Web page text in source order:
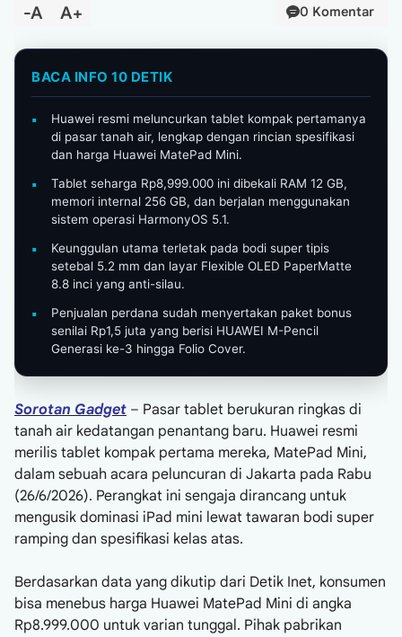
-A A+ 0 Komentar
Huawei resmi meluncurkan tablet kompak pertamanya
di pasar tanah air, lengkap dengan rincian spesifikasi
dan harga Huawei MatePad Mini.
Tablet seharga Rp8,999.000 ini dibekali RAM 12 GB,
memori internal 256 GB, dan berjalan menggunakan
sistem operasi HarmonyOS 5.1.
Keunggulan utama terletak pada bodi super tipis
setebal 5.2 mm dan layar Flexible OLED PaperMatte
8.8 inci yang anti-silau.
Penjualan perdana sudah menyertakan paket bonus
senilai Rp1,5 juta yang berisi HUAWEI M-Pencil
Generasi ke-3 hingga Folio Cover.
Sorotan Gadget – Pasar tablet berukuran ringkas di
tanah air kedatangan penantang baru. Huawei resmi
merilis tablet kompak pertama mereka, MatePad Mini,
dalam sebuah acara peluncuran di Jakarta pada Rabu
(26/6/2026). Perangkat ini sengaja dirancang untuk
mengusik dominasi iPad mini lewat tawaran bodi super
ramping dan spesifikasi kelas atas.
Berdasarkan data yang dikutip dari Detik Inet, konsumen
bisa menebus harga Huawei MatePad Mini di angka
Rp8.999.000 untuk varian tunggal. Pihak pabrikan